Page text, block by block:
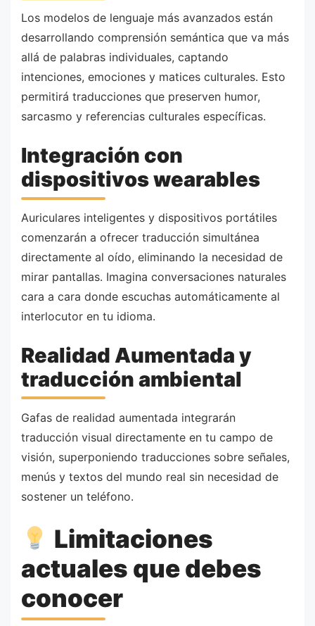
Los modelos de lenguaje más avanzados están
desarrollando comprensión semántica que va más
allá de palabras individuales, captando
intenciones, emociones y matices culturales. Esto
permitirá traducciones que preserven humor,
sarcasmo y referencias culturales específicas.
Integración con
dispositivos wearables
Auriculares inteligentes y dispositivos portátiles
comenzarán a ofrecer traducción simultánea
directamente al oído, eliminando la necesidad de
mirar pantallas. Imagina conversaciones naturales
cara a cara donde escuchas automáticamente al
interlocutor en tu idioma.
Realidad Aumentada y
traducción ambiental
Gafas de realidad aumentada integrarán
traducción visual directamente en tu campo de
visión, superponiendo traducciones sobre señales,
menús y textos del mundo real sin necesidad de
sostener un teléfono.
Limitaciones
actuales que debes
conocer